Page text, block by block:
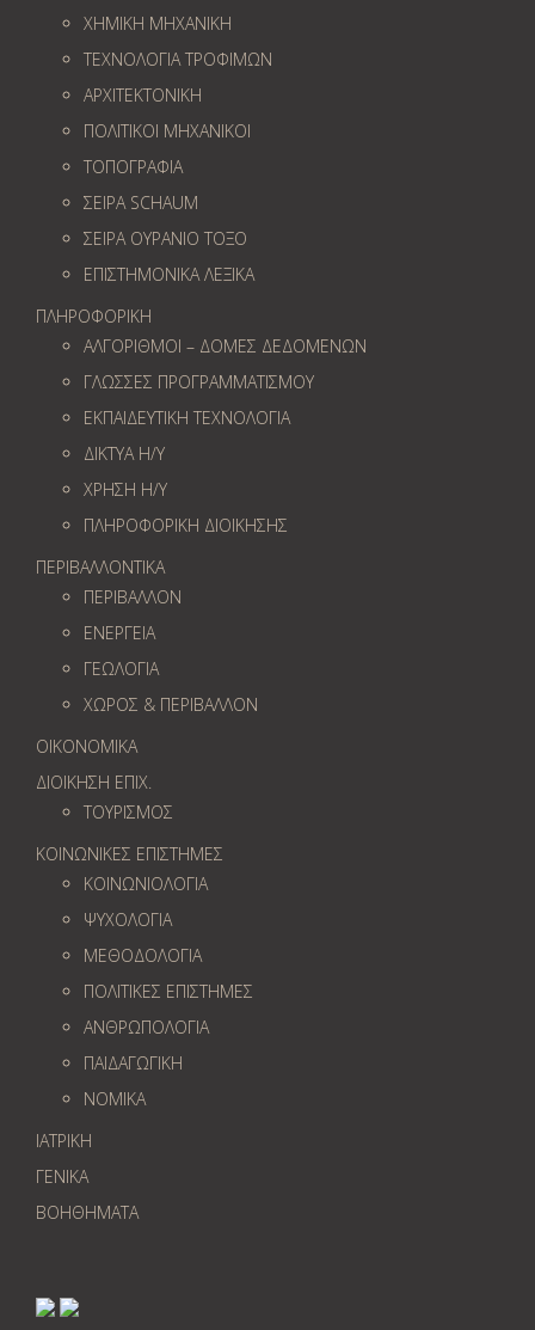
ΧΗΜΙΚΗ ΜΗΧΑΝΙΚΗ
ΤΕΧΝΟΛΟΓΙΑ ΤΡΟΦΙΜΩΝ
ΑΡΧΙΤΕΚΤΟΝΙΚΗ
ΠΟΛΙΤΙΚΟΙ ΜΗΧΑΝΙΚΟΙ
ΤΟΠΟΓΡΑΦΙΑ
ΣΕΙΡΑ SCHAUM
ΣΕΙΡΑ ΟΥΡΑΝΙΟ ΤΟΞΟ
ΕΠΙΣΤΗΜΟΝΙΚΑ ΛΕΞΙΚΑ
ΠΛΗΡΟΦΟΡΙΚΗ
ΑΛΓΟΡΙΘΜΟΙ – ΔΟΜΕΣ ΔΕΔΟΜΕΝΩΝ
ΓΛΩΣΣΕΣ ΠΡΟΓΡΑΜΜΑΤΙΣΜΟΥ
ΕΚΠΑΙΔΕΥΤΙΚΗ ΤΕΧΝΟΛΟΓΙΑ
ΔΙΚΤΥΑ Η/Υ
ΧΡΗΣΗ Η/Υ
ΠΛΗΡΟΦΟΡΙΚΗ ΔΙΟΙΚΗΣΗΣ
ΠΕΡΙΒΑΛΛΟΝΤΙΚΑ
ΠΕΡΙΒΑΛΛΟΝ
ΕΝΕΡΓΕΙΑ
ΓΕΩΛOΓΙΑ
ΧΩΡΟΣ & ΠΕΡΙΒΑΛΛΟΝ
ΟΙΚΟΝΟΜΙΚΑ
ΔΙΟΙΚΗΣΗ ΕΠΙΧ.
ΤΟΥΡΙΣΜΟΣ
ΚΟΙΝΩΝΙΚΕΣ ΕΠΙΣΤΗΜΕΣ
ΚΟΙΝΩΝΙΟΛΟΓΙΑ
ΨΥΧΟΛΟΓΙΑ
ΜΕΘΟΔΟΛΟΓΙΑ
ΠΟΛΙΤΙΚΕΣ ΕΠΙΣΤΗΜΕΣ
ΑΝΘΡΩΠΟΛΟΓΙΑ
ΠΑΙΔΑΓΩΓΙΚΗ
ΝΟΜΙΚΑ
ΙΑΤΡΙΚΗ
ΓΕΝΙΚΑ
ΒΟΗΘΗΜΑΤΑ